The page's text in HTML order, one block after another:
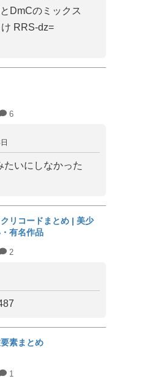
DmCのミックス
RRS-dz=
6
たいにしなかった
リコードまとめ | 美少
有名作品
2
素まとめ
1